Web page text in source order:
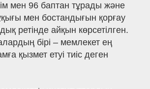
мен 96 баптан тұрады және
мен бостандығын қорғау
ретінде айқын көрсетілген.
бірі – мемлекет ең
қызмет етуі тиіс деген